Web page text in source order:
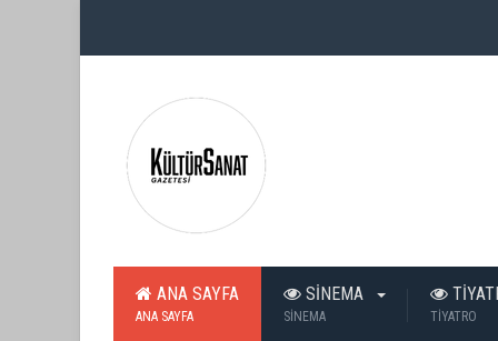
ANA SAYFA
ANA SAYFA
SİNEMA
SİNEMA TİYATRO